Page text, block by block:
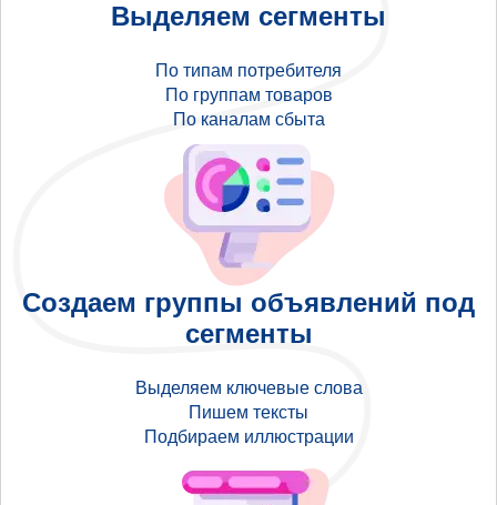
Выделяем сегменты
По типам потребителя
По группам товаров
По каналам сбыта
Создаем группы объявлений под
сегменты
Выделяем ключевые слова
Пишем тексты
Подбираем иллюстрации